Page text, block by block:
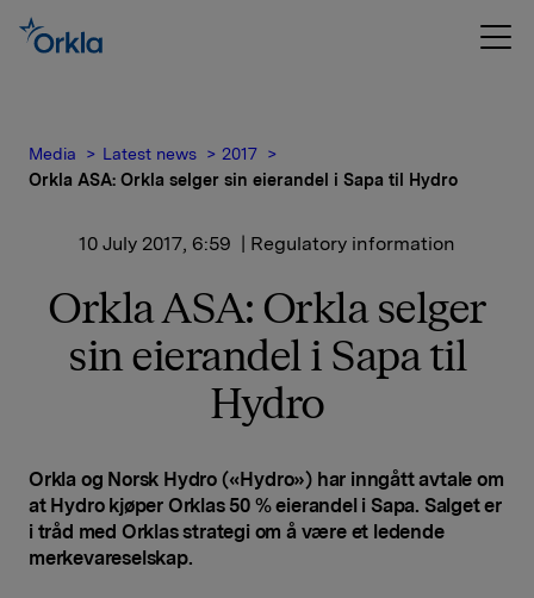
Media Latest news
2017
Orkla ASA: Orkla selger sin eierandel i Sapa til Hydro
10 July 2017, 6:59 | Regulatory information
Orkla ASA: Orkla selger
sin eierandel i Sapa til
Hydro
Orkla og Norsk Hydro («Hydro») har inngått avtale om
at Hydro kjøper Orklas 50 % eierandel i Sapa. Salget er
i tråd med Orklas strategi om å være et ledende
merkevareselskap.